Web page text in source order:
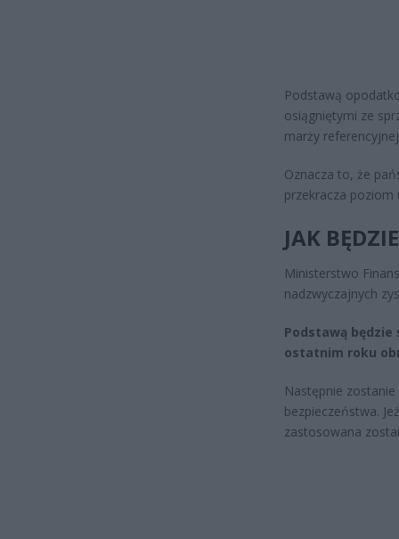
Podstawą
osiągniętymi ze
marży
Oznacza to, że
przekracza poziom
JAK
Ministerstwo
nadzwyczajnych
Podstawą
ostatnim roku
Następnie
bezpieczeństwa.
zastosowana